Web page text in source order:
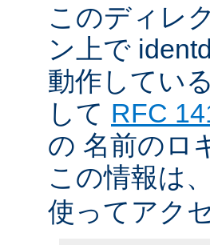
このディレ
ン上で
動作してい
して RFC
の 名前のロ
この情報は、
使ってアク